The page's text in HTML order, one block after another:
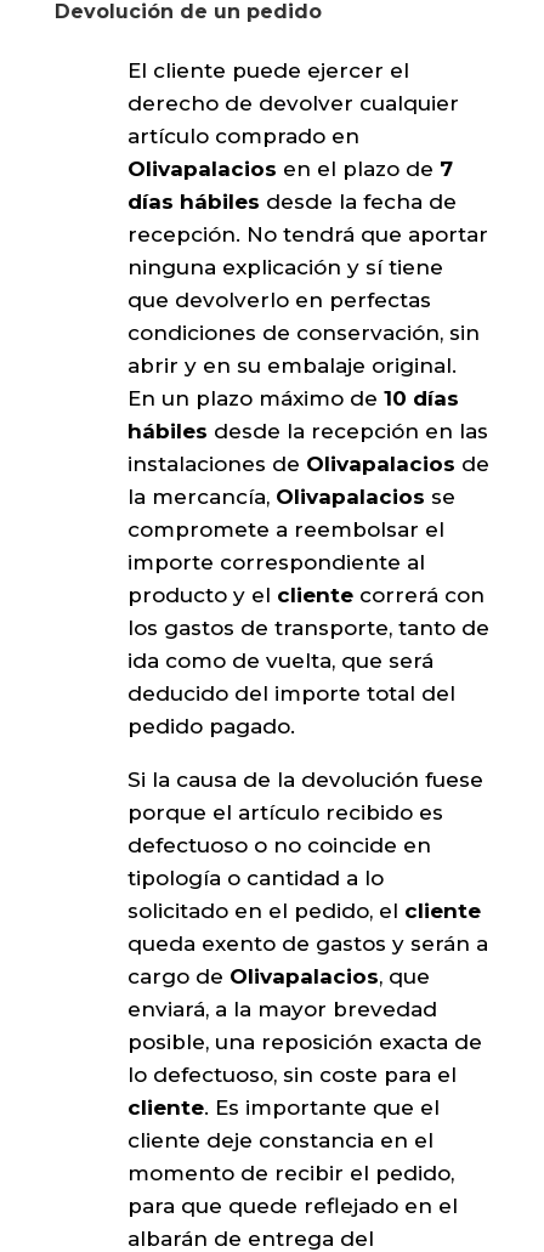
Devolución de un pedido
El cliente puede ejercer el
derecho de devolver cualquier
artículo comprado en
Olivapalacios en el plazo de 7
días hábiles desde la fecha de
recepción. No tendrá que aportar
ninguna explicación y sí tiene
que devolverlo en perfectas
condiciones de conservación, sin
abrir y en su embalaje original.
En un plazo máximo de 10 días
hábiles desde la recepción en las
instalaciones de Olivapalacios de
la mercancía, Olivapalacios se
compromete a reembolsar el
importe correspondiente al
producto y el clientecorrerá con
los gastos de transporte, tanto de
ida como de vuelta, que será
deducido del importe total del
pedido pagado.
Si la causa de la devolución fuese
porque el artículo recibido es
defectuoso o no coincide en
tipología o cantidad a lo
solicitado en el pedido, el cliente
queda exento de gastos y serán a
cargo de Olivapalacios, que
enviará, a la mayor brevedad
posible, una reposición exacta de
lo defectuoso, sin coste para el
cliente. Es importante que el
cliente deje constancia en el
momento de recibir el pedido,
para que quede reflejado en el
albarán de entrega del